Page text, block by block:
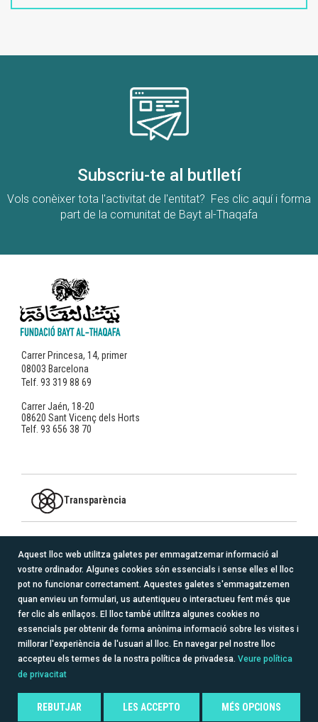
Subscriu-te al butlletí
Vols conèixer tota l'activitat de l'entitat? Fes clic aquí i forma
part de la comunitat de Bayt al-Thaqafa
Carrer Princesa, 14, primer
08003 Barcelona
Telf. 93 319 88 69
Carrer Jaén, 18-20
08620 Sant Vicenç dels Horts
Telf. 93 656 38 70
Transparència
MEMBRE DE
logo_redacoge_transparente.png
SEGUEIX-NOS
Avís legal Política de cookies Política de privacitat
Aquest lloc web utilitza galetes per emmagatzemar informació al
vostre ordinador. Algunes cookies són essencials i sense elles el lloc
pot no funcionar correctament. Aquestes galetes s'emmagatzemen
quan envieu un formulari, us autentiqueu o interactueu fent més que
fer clic als enllaços. El lloc també utilitza algunes cookies no
essencials per obtenir de forma anònima informació sobre les visites i
millorar l'experiència de l'usuari al lloc. En navegar pel nostre lloc
accepteu els termes de la nostra política de privadesa. Veure política
de privacitat
REBUTJAR LES ACCEPTO MÉS OPCIONS